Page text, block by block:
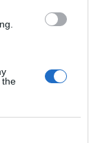
the
preferida
de actualidad.